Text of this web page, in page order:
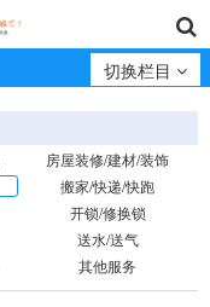
切换栏目
房屋装修/建材/装饰
搬家/快递/快跑
开锁/修换锁
送水/送气
其他服务